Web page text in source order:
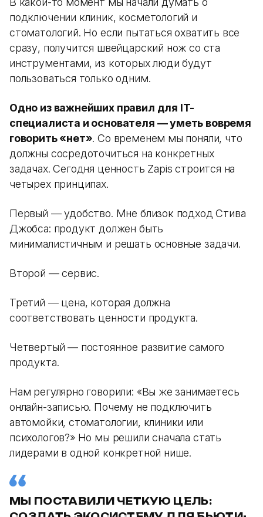
подключении клиник, косметологий и
стоматологий. Но если пытаться охватить все
сразу, получится швейцарский нож со ста
инструментами, из которых люди будут
пользоваться только одним.
Одно из важнейших правил для IT-
специалиста и основателя — уметь вовремя
говорить «нет». Со временем мы поняли, что
должны сосредоточиться на конкретных
задачах. Сегодня ценность Zapis строится на
четырех принципах.
Первый — удобство. Мне близок подход Стива
Джобса: продукт должен быть
минималистичным и решать основные задачи.
Второй — сервис.
Третий — цена, которая должна
соответствовать ценности продукта.
Четвертый — постоянное развитие самого
продукта.
Нам регулярно говорили: «Вы же занимаетесь
онлайн-записью. Почему не подключить
автомойки, стоматологии, клиники или
психологов?» Но мы решили сначала стать
лидерами в одной конкретной нише.
МЫ ПОСТАВИЛИ ЧЕТКУЮ ЦЕЛЬ: